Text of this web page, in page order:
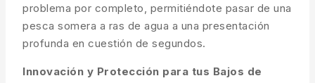
problema por completo, permitiéndote pasar de una
pesca somera a ras de agua a una presentación
profunda en cuestión de segundos.
Innovación y Protección para tus Bajos de